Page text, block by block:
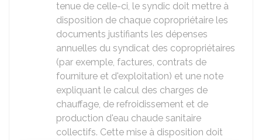
tenue de celle-ci, le syndic doit mettre à
disposition de chaque copropriétaire les
documents justifiants les dépenses
annuelles du syndicat des copropriétaires
(par exemple, factures, contrats de
fourniture et d'exploitation) et une note
expliquant le calcul des charges de
chauffage, de refroidissement et de
production d'eau chaude sanitaire
collectifs. Cette mise à disposition doit